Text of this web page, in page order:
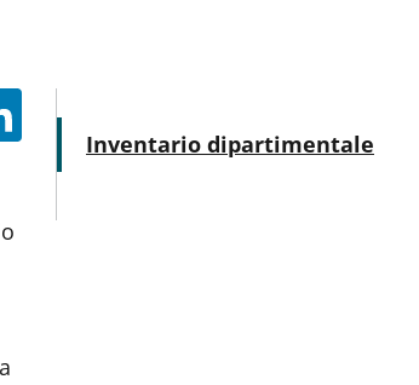
LinkedIn
MENU CEV SECOND NAVIGATION
Inventario dipartimentale